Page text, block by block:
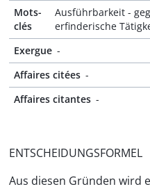
Mots-
clés
Ausführbarkeit -
erfinderische
Exergue -
Affaires citées -
Affaires citantes -
ENTSCHEIDUNGSFORMEL
Aus diesen Gründen wird